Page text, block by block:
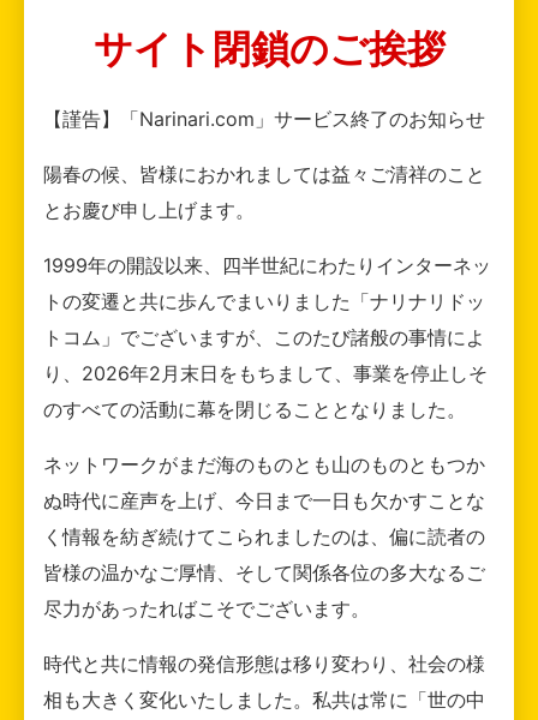
サイト閉鎖のご挨拶
【謹告】「Narinari.com」サービス終了のお知らせ
陽春の候、皆様におかれましては益々ご清祥のこと
とお慶び申し上げます。
1999年の開設以来、四半世紀にわたりインターネッ
トの変遷と共に歩んでまいりました「ナリナリドッ
トコム」でございますが、このたび諸般の事情によ
り、2026年2月末日をもちまして、事業を停止しそ
のすべての活動に幕を閉じることとなりました。
ネットワークがまだ海のものとも山のものともつか
ぬ時代に産声を上げ、今日まで一日も欠かすことな
く情報を紡ぎ続けてこられましたのは、偏に読者の
皆様の温かなご厚情、そして関係各位の多大なるご
尽力があったればこそでございます。
時代と共に情報の発信形態は移り変わり、社会の様
相も大きく変化いたしました。私共は常に「世の中